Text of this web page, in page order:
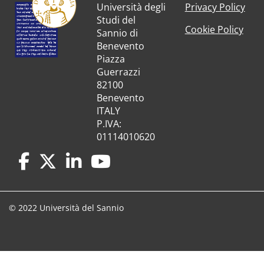
Università degli
Studi del
Sannio di
Benevento
Piazza
Guerrazzi
82100
Benevento
ITALY
P.IVA:
01114010620
Privacy Policy
Cookie Policy
© 2022 Università del Sannio